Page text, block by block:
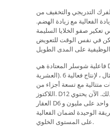
التدريجي والتخفيف من
الفعالية مع زيادة الهضم.
صفو الخلايا السليمة
في نفس الوقت للتعويض
فاعلية شوسلر المعتادة هي D3 و D6 و D12 (D = القوة
العشرية). على سبيل المثال ، لإنتاج فعالية 6-D ، يُفرك
مع تسعة أجزاء من
اللاكتوز. D12 اثنتي عشرة مرة وفقًا لذلك. الآن يحتوي
العقار D6 على واحد على مليون و D12 على تريليون من
الوحيدة لضمان الفعالية
على المستوى الخلوي.